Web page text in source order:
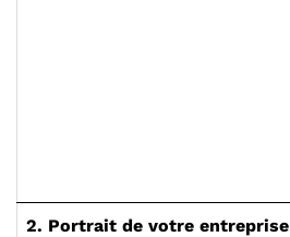
2. Portrait de votre entreprise